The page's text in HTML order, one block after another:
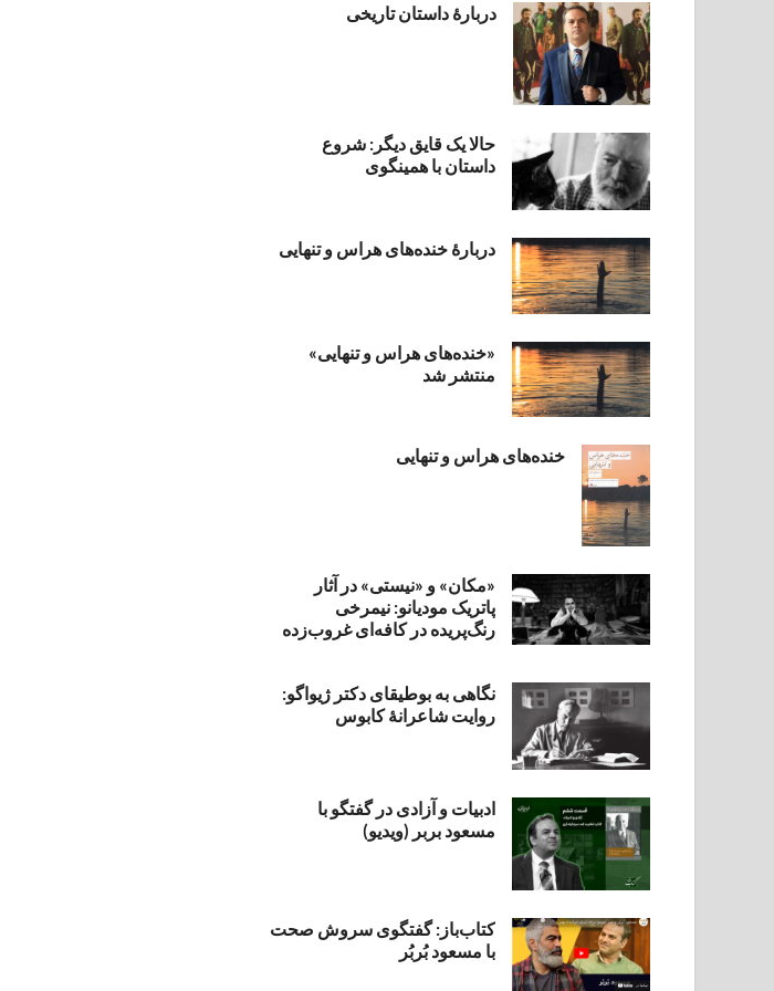
دربارۀ داستان تاریخی
حالا یک قایق دیگر: شروع
داستان با همینگوی
دربارهٔ خنده‌های هراس و تنهایی
«خنده‌های هراس و تنهایی»
منتشر شد
خنده‌های هراس و تنهایی
«مکان» و «نیستی» در آثار
پاتریک مودیانو: نیمرخی
رنگ‌پریده در کافه‌ای غروب‌زده
نگاهی به بوطیقای دکتر ژیواگو:
روایت شاعرانۀ کابوس
ادبیات و آزادی در گفتگو با
مسعود بربر (ویدیو)
کتاب‌باز: گفتگوی سروش صحت
با مسعود بُربُر